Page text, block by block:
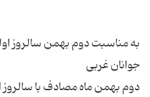
به مناسبت دوم بهمن سالروز
دوم بهمن ماه مصادف با سالروز